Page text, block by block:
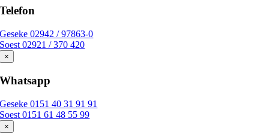
Telefon
Geseke 02942 / 97863-0
Soest 02921 / 370 420
×
Whatsapp
Geseke 0151 40 31 91 91
Soest 0151 61 48 55 99
×